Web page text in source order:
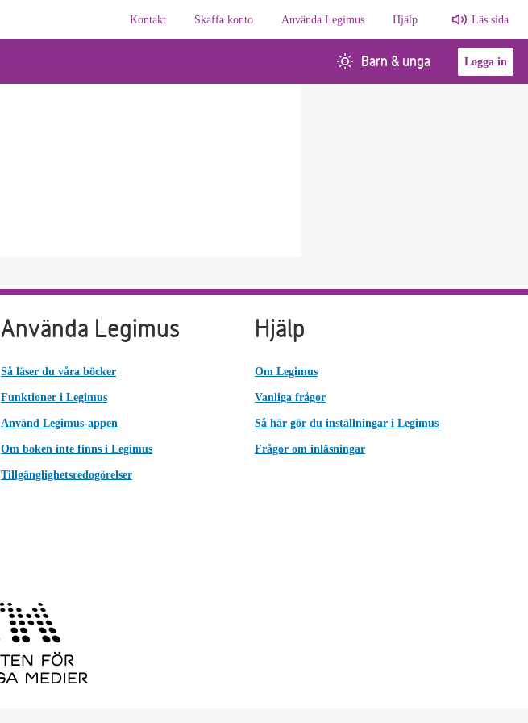
Kontakt
Skaffa konto Använda Legimus Hjälp Läs sida
Barn & unga Logga in
Använda Legimus
Så läser du våra böcker
Funktioner i Legimus
Använd Legimus-appen
Om boken inte finns i Legimus
Tillgänglighetsredogörelser
Hjälp
Om Legimus
Vanliga frågor
Så här gör du inställningar i Legimus
Frågor om inläsningar